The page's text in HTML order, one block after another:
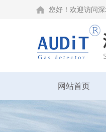
您好！欢迎访问
网站首页